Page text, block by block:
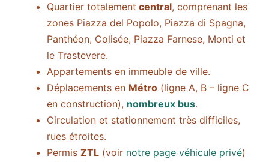
Quartier totalement central, comprenant les
zones Piazza del Popolo, Piazza di Spagna,
Panthéon, Colisée, Piazza Farnese, Monti et
le Trastevere.
Appartements en immeuble de ville.
Déplacements en Métro (ligne A, B – ligne C
en construction), nombreux bus.
Circulation et stationnement très difficiles,
rues étroites.
Permis ZTL (voir notre page véhicule privé)